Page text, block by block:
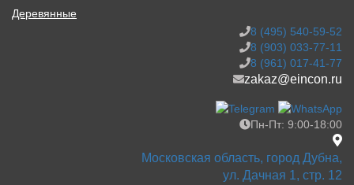
Деревянные
8 (495) 540-59-52
8 (903) 033-77-11
8 (961) 017-41-77
zakaz@eincon.ru
Пн-Пт: 9:00-18:00
Московская область, город Дубна,
ул. Дачная 1, стр. 12